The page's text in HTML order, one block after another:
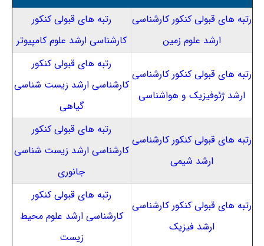
رتبه های قبولی کنکور کارشناسی
ارشد علوم زمین
رتبه های قبولی کنکور
کارشناسی ارشد علوم کامپیوتر
رتبه های قبولی کنکور کارشناسی
ارشد ژئوفیزیک و هواشناسی
رتبه های قبولی کنکور
کارشناسی ارشد زیست شناسی
گیاهی
رتبه های قبولی کنکور کارشناسی
ارشد شیمی
رتبه های قبولی کنکور
کارشناسی ارشد زیست شناسی
جانوری
رتبه های قبولی کنکور کارشناسی
ارشد فیزیک
رتبه های قبولی کنکور
کارشناسی ارشد علوم محیط
زیست